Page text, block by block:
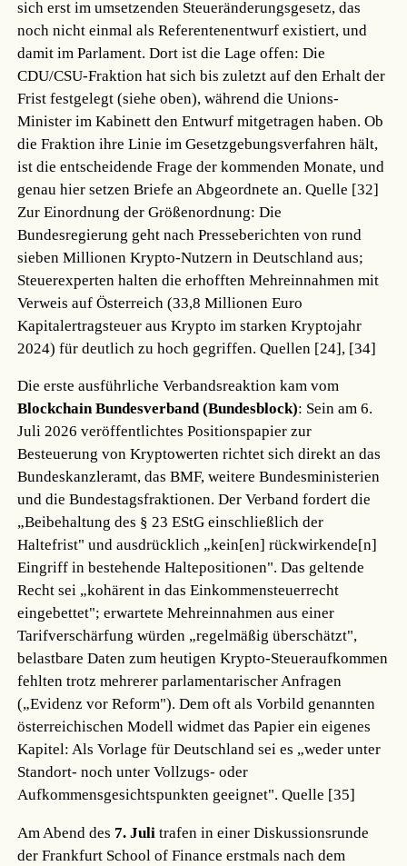
sich erst im umsetzenden Steueränderungsgesetz, das
noch nicht einmal als Referentenentwurf existiert, und
damit im Parlament. Dort ist die Lage offen: Die
CDU/CSU-Fraktion hat sich bis zuletzt auf den Erhalt der
Frist festgelegt (siehe oben), während die Unions-
Minister im Kabinett den Entwurf mitgetragen haben. Ob
die Fraktion ihre Linie im Gesetzgebungsverfahren hält,
ist die entscheidende Frage der kommenden Monate, und
genau hier setzen Briefe an Abgeordnete an.Quelle [32]
Zur Einordnung der Größenordnung: Die
Bundesregierung geht nach Presseberichten von rund
sieben Millionen Krypto-Nutzern in Deutschland aus;
Steuerexperten halten die erhofften Mehreinnahmen mit
Verweis auf Österreich (33,8 Millionen Euro
Kapitalertragsteuer aus Krypto im starken Kryptojahr
2024) für deutlich zu hoch gegriffen.Quellen [24], [34]
Die erste ausführliche Verbandsreaktion kam vom
Blockchain Bundesverband (Bundesblock): Sein am 6.
Juli 2026 veröffentlichtes Positionspapier zur
Besteuerung von Kryptowerten richtet sich direkt an das
Bundeskanzleramt, das BMF, weitere Bundesministerien
und die Bundestagsfraktionen. Der Verband fordert die
„Beibehaltung des § 23 EStG einschließlich der
Haltefrist" und ausdrücklich „kein[en] rückwirkende[n]
Eingriff in bestehende Haltepositionen". Das geltende
Recht sei „kohärent in das Einkommensteuerrecht
eingebettet"; erwartete Mehreinnahmen aus einer
Tarifverschärfung würden „regelmäßig überschätzt",
belastbare Daten zum heutigen Krypto-Steueraufkommen
fehlten trotz mehrerer parlamentarischer Anfragen
(„Evidenz vor Reform"). Dem oft als Vorbild genannten
österreichischen Modell widmet das Papier ein eigenes
Kapitel: Als Vorlage für Deutschland sei es „weder unter
Standort- noch unter Vollzugs- oder
Aufkommensgesichtspunkten geeignet".Quelle [35]
Am Abend des 7. Juli trafen in einer Diskussionsrunde
der Frankfurt School of Finance erstmals nach dem